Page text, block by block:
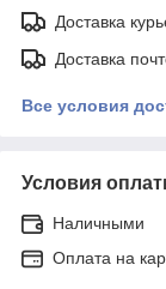
Доставка
Доставка
Все условия
Условия
Наличными
Оплата на